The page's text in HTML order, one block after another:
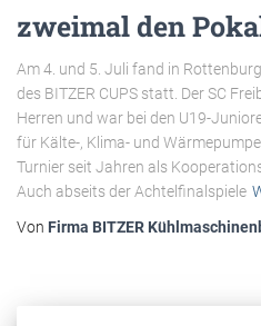
zweimal den
Am 4. und 5. Juli fand in
des BITZER CUPS statt. Der SC
Herren und war bei den U19-
für Kälte-, Klima- und
Turnier seit Jahren als
Auch abseits der Achtelfinalspiele
Von Firma BITZER